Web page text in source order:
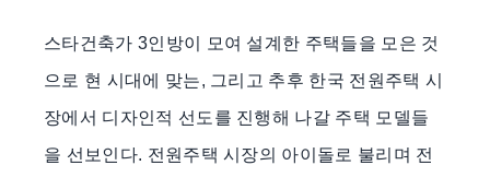
스타건축가 3인방이 모여 설계한 주택들을 모은 것
으로 현 시대에 맞는, 그리고 추후 한국 전원주택 시
장에서 디자인적 선도를 진행해 나갈 주택 모델들
을 선보인다. 전원주택 시장의 아이돌로 불리며 전